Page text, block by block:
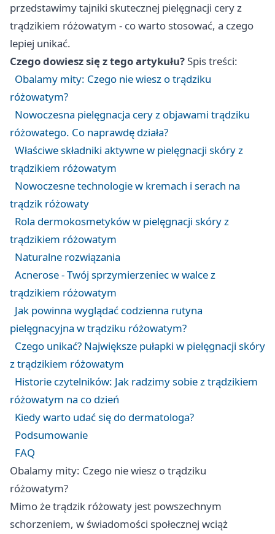
przedstawimy tajniki skutecznej pielęgnacji cery z
trądzikiem różowatym - co warto stosować, a czego
lepiej unikać.
Czego dowiesz się z tego artykułu?Spis treści:
Obalamy mity: Czego nie wiesz o trądziku
różowatym?
Nowoczesna pielęgnacja cery z objawami trądziku
różowatego. Co naprawdę działa?
Właściwe składniki aktywne w pielęgnacji skóry z
trądzikiem różowatym
Nowoczesne technologie w kremach i serach na
trądzik różowaty
Rola dermokosmetyków w pielęgnacji skóry z
trądzikiem różowatym
Naturalne rozwiązania
Acnerose - Twój sprzymierzeniec w walce z
trądzikiem różowatym
Jak powinna wyglądać codzienna rutyna
pielęgnacyjna w trądziku różowatym?
Czego unikać? Największe pułapki w pielęgnacji skóry
z trądzikiem różowatym
Historie czytelników: Jak radzimy sobie z trądzikiem
różowatym na co dzień
Kiedy warto udać się do dermatologa?
Podsumowanie
FAQ
Obalamy mity: Czego nie wiesz o trądziku
różowatym?
Mimo że trądzik różowaty jest powszechnym
schorzeniem, w świadomości społecznej wciąż